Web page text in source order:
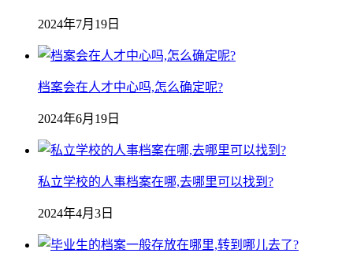
2024年7月19日
档案会在人才中心吗,怎么确定呢?
2024年6月19日
私立学校的人事档案在哪,去哪里可以找到?
2024年4月3日